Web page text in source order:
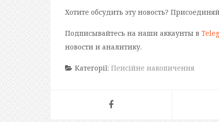
Хотите обсудить эту новость?
Подписывайтесь на наши аккаунты в
новости и аналитику.
Категорії: Пенсійне накопичення